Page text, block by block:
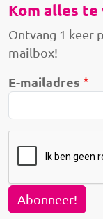
Kom alles
Ontvang 1 keer
mailbox!
E-mailadres
Abonneer!